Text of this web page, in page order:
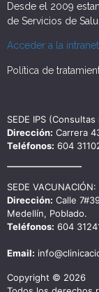
Desde el 2009
de Servicios de
Acceder a la intranet
Política de
SEDE IPS
Dirección: Carrera
Teléfonos: 604
SEDE VACUNACIÓN:
Dirección: Calle
Medellín, Poblado.
Teléfonos: 604
Email:
Copyright © 2026